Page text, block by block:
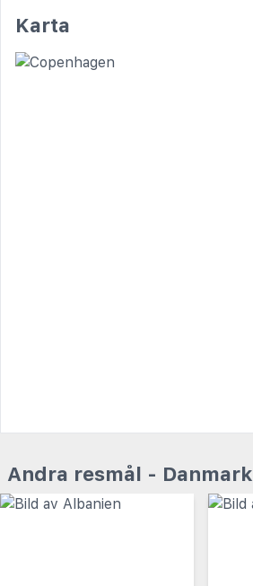
Karta
Andra resmål - Danmark